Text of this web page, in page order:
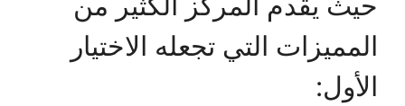
المميزات التي تجعله الاختيار
الأول: